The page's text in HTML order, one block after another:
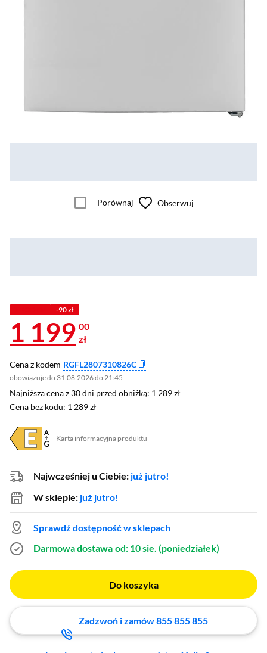
Porównaj Obserwuj
-90 zł
1 199 00
zł
Cena z kodem RGFL2807310826C
obowiązuje do 31.08.2026 do 21:45
Najniższa cena z 30 dni przed obniżką: 1 289 zł
Najniższa cena z 30 dni przed obniżką: 1 289 zł
Cena bez kodu: 1 289 zł
Cena bez kodu: 1 289 zł
Karta informacyjna produktu
Plik w formacie pdf
(otworzy się w nowym oknie)
Najwcześniej u Ciebie: już jutro!
W sklepie: już jutro!
Sprawdź dostępność w sklepach
Darmowa dostawa od: 10 sie. (poniedziałek)
Do koszyka
Zadzwoń i zamów 855 855 855